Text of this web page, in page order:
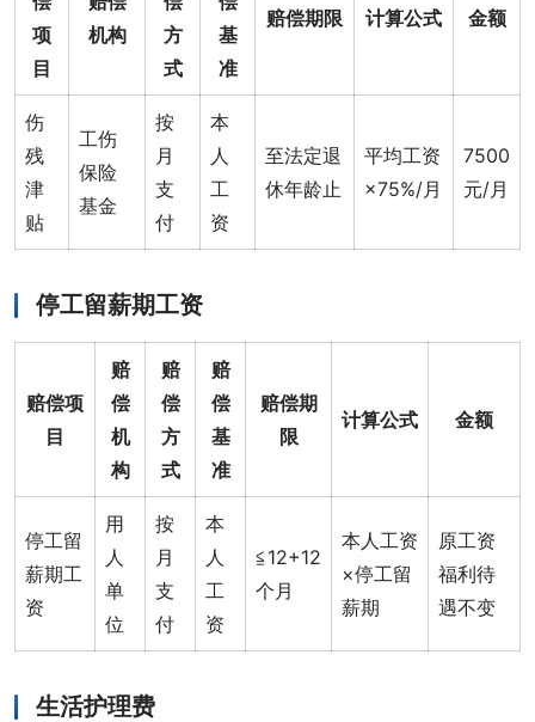
项
目
机构
方
式
基
准
赔偿期限 计算公式 金额
伤
残
津
贴
工伤
保险
基金
按
月
支
付
本
人
工
资
至法定退
休年龄止
平均工资
×75%/月
7500
元/月
停工留薪期工资
赔偿项
目
赔
偿
机
构
赔
偿
方
式
赔
偿
基
准
赔偿期
限
计算公式 金额
停工留
薪期工
资
用
人
单
位
按
月
支
付
本
人
工
资
≦12+12
个月
本人工资
×停工留
薪期
原工资
福利待
遇不变
生活护理费